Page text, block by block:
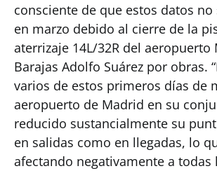
consciente de que estos datos
en marzo debido al cierre de la
aterrizaje 14L/32R del aeropuerto
Barajas Adolfo Suárez por obras.
varios de estos primeros días de
aeropuerto de Madrid en su
reducido sustancialmente su
en salidas como en llegadas, lo
afectando negativamente a todas